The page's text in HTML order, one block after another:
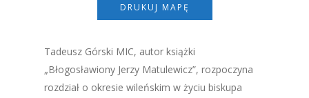
DRUKUJ MAPĘ
Tadeusz Górski MIC, autor książki
„Błogosławiony Jerzy Matulewicz”, rozpoczyna
rozdział o okresie wileńskim w życiu biskupa